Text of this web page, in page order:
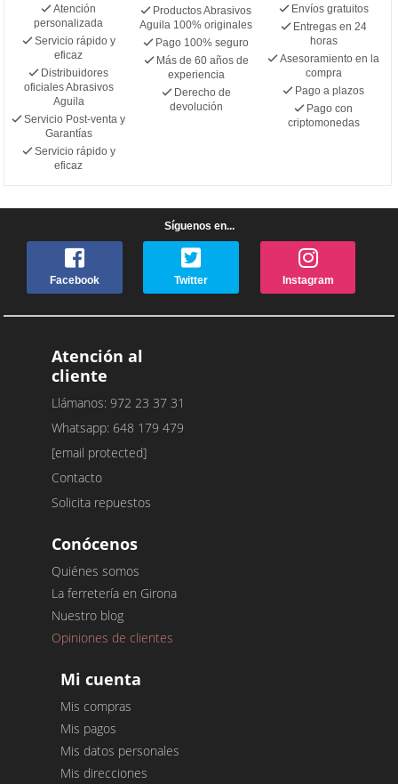
Atención
personalizada
Servicio rápido y
eficaz
Distribuidores
oficiales Abrasivos
Aguila
Servicio Post-venta y
Garantías
Servicio rápido y
eficaz
Productos Abrasivos
Aguila 100% originales
Pago 100% seguro
Más de 60 años de
experiencia
Derecho de
devolución
Envíos gratuitos
Entregas en 24
horas
Asesoramiento en la
compra
Pago a plazos
Pago con
criptomonedas
Síguenos en...
Facebook Twitter Instagram
Atención al
cliente
Llámanos: 972 23 37 31
Whatsapp: 648 179 479
[email protected]
Contacto
Solicita repuestos
Conócenos
Quiénes somos
La ferretería en Girona
Nuestro blog
Opiniones de clientes
Mi cuenta
Mis compras
Mis pagos
Mis datos personales
Mis direcciones